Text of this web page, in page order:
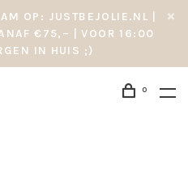
OP: JUSTBEJOLIE.NL |
€75,– | VOOR 16:00
IN HUIS ;)
0